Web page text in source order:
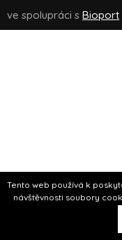
Tento web používá k
návštěvnosti soubory
ve spolupráci s Bioport